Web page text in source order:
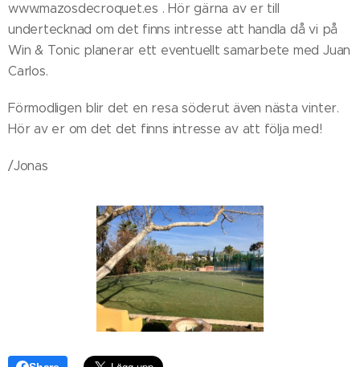
www.mazosdecroquet.es . Hör gärna av er till
undertecknad om det finns intresse att handla då vi på
Win & Tonic planerar ett eventuellt samarbete med Juan
Carlos.
Förmodligen blir det en resa söderut även nästa vinter.
Hör av er om det det finns intresse av att följa med!
/Jonas